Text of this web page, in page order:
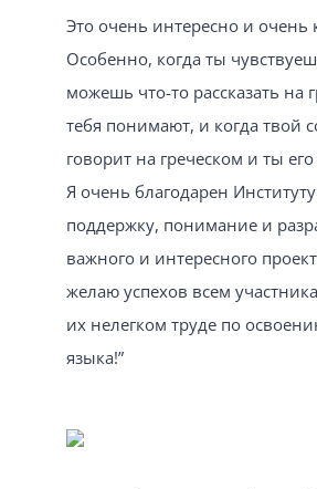
Это очень интересно и очень
Особенно, когда ты
можешь что-то рассказать на
тебя понимают, и когда твой
говорит на греческом и ты
Я очень благодарен Институту
поддержку, понимание и
важного и интересного
желаю успехов всем
их нелегком труде по
языка!”